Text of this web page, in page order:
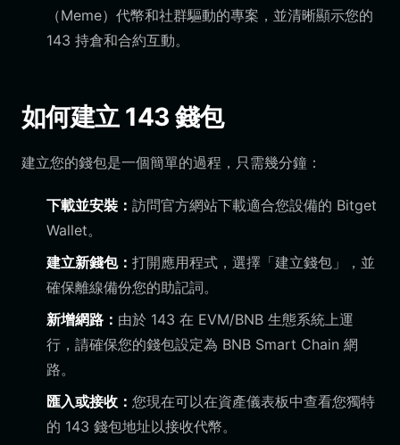
（Meme）代幣和社群驅動的專案，並清晰顯示您的
143 持倉和合約互動。
如何建立 143 錢包
建立您的錢包是一個簡單的過程，只需幾分鐘：
下載並安裝： 訪問官方網站下載適合您設備的 Bitget
Wallet。
建立新錢包： 打開應用程式，選擇「建立錢包」，並
確保離線備份您的助記詞。
新增網路： 由於 143 在 EVM/BNB 生態系統上運
行，請確保您的錢包設定為 BNB Smart Chain 網
路。
匯入或接收： 您現在可以在資產儀表板中查看您獨特
的 143 錢包地址以接收代幣。